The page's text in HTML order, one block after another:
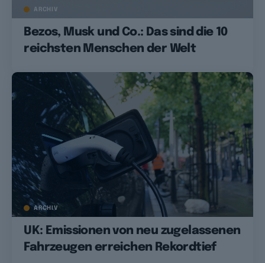
ARCHIV
Bezos, Musk und Co.: Das sind die 10
reichsten Menschen der Welt
ARCHIV
UK: Emissionen von neu zugelassenen
Fahrzeugen erreichen Rekordtief